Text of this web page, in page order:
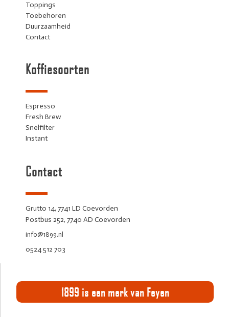
Toppings
Toebehoren
Duurzaamheid
Contact
Koffiesoorten
Espresso
Fresh Brew
Snelfilter
Instant
Contact
Grutto 14, 7741 LD Coevorden
Postbus 252, 7740 AD Coevorden
info@1899.nl
0524 512 703
1899 is een merk van Feyen